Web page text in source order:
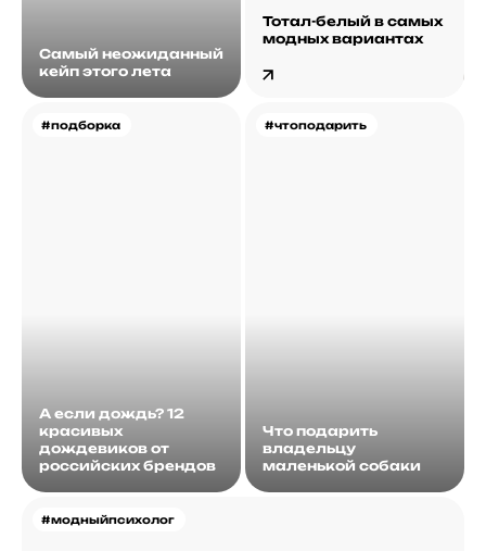
Самый неожиданный
кейп этого лета
Тотал-белый в самых
модных вариантах
#подборка
А если дождь? 12
красивых
дождевиков от
российских брендов
#модныйпсихолог
#чтоподарить
Что подарить
владельцу
маленькой собаки